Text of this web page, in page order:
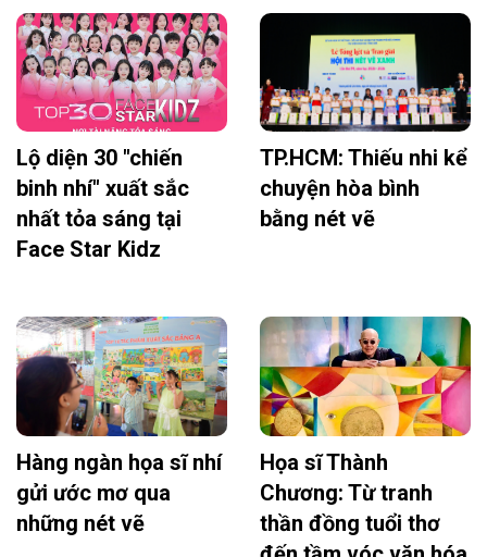
Lộ diện 30 "chiến
binh nhí" xuất sắc
nhất tỏa sáng tại
Face Star Kidz
TP.HCM: Thiếu nhi kể
chuyện hòa bình
bằng nét vẽ
Hàng ngàn họa sĩ nhí
gửi ước mơ qua
những nét vẽ
Họa sĩ Thành
Chương: Từ tranh
thần đồng tuổi thơ